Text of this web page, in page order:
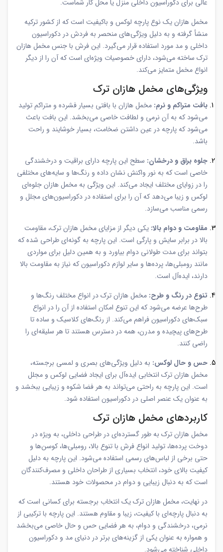
عالی برای دکوراسیون داخلی منزل یا محل کار شماست.
مخمل هازان یک نوع پارچه لوکس و باکیفیت است که از کشور ترکیه
منشأ گرفته و به دلیل ویژگی‌های منحصر به فردش در دکوراسیون
داخلی و مد مورد استفاده قرار می‌گیرد. این فرش با جنس مخمل هازان
ترک ساخته می‌شود، دارای خصوصیات ویژه‌ای است که آن را از دیگر
انواع مخمل متمایز می‌کند.
ویژگی‌های مخمل هازان ترک
بافت متراکم و نرم: مخمل هازان با بافتی بسیار فشرده و متراکم تولید
می‌شود که به آن نرمی و لطافت خاصی می‌بخشد. این بافت باعث
می‌شود که پارچه در عین داشتن ضخامت، بسیار خوشایند و راحت
باشد.
جلوه براق و درخشان: سطح این پارچه دارای براقیت و درخشندگی
خاصی است که به نور واکنش نشان داده و رنگ‌ها و سایه‌های مختلفی
را در زوایای مختلف ایجاد می‌کند. این ویژگی به مخمل هازان جلوه‌ای
لوکس و زیبا می‌دهد که آن را برای استفاده در دکوراسیون‌های مجلل و
رسمی مناسب می‌سازد.
مقاومت و دوام بالا: یکی دیگر از مزایای مخمل هازان ترک، مقاومت
بالا در برابر سایش و پارگی است. این پارچه به گونه‌ای طراحی شده که
بتواند برای مدت طولانی دوام بیاورد و به همین دلیل برای مواردی
مانند رومبلی‌ها، پرده‌ها و سایر لوازم دکوراسیون که نیاز به مقاومت بالا
دارند، ایده‌آل است.
تنوع در رنگ و طرح: مخمل هازان ترک در انواع مختلف رنگ‌ها و
طرح‌ها عرضه می‌شود که این تنوع امکان استفاده از آن را در انواع
سبک‌های دکوراسیون فراهم می‌کند. از رنگ‌های کلاسیک و ساده تا
طرح‌های پیچیده و مدرن، همه در دسترس هستند تا هر سلیقه‌ای را
راضی کنند.
حس و حال لوکس: به دلیل ویژگی‌های بصری و لمسی برجسته،
مخمل هازان ترک انتخابی ایده‌آل برای ایجاد فضایی لوکس و مجلل
است. این پارچه به راحتی می‌تواند به هر فضا شکوه و زیبایی ببخشد و
به عنوان یک عنصر اصلی در دکوراسیون استفاده شود.
کاربردهای مخمل هازان ترک
مخمل هازان ترک به طور گسترده‌ای در طراحی داخلی، به ویژه در
دوخت پرده‌ها، تولید انواع فرش با تنوع بالا، رومبلی‌ها، کوسن‌ها و
حتی برخی از لباس‌های رسمی استفاده می‌شود. این پارچه به دلیل
کیفیت بالای خود، انتخاب بسیاری از طراحان داخلی و مصرف‌کنندگان
است که به دنبال زیبایی و دوام در محصولات خود هستند.
در نهایت، مخمل هازان ترک یک انتخاب برجسته برای کسانی است که
به دنبال پارچه‌ای با کیفیت، زیبا و مقاوم هستند. این پارچه با ترکیبی از
نرمی، درخشندگی و دوام، به هر فضایی حس و حال خاصی می‌بخشد
و همواره به عنوان یکی از گزینه‌های برتر در دنیای مد و دکوراسیون
داخلی شناخته می‌شود.